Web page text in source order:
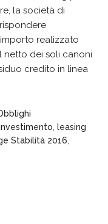
la società di
realizzato
netto dei soli canoni
credito in linea
,leasing
Stabilità 2016,